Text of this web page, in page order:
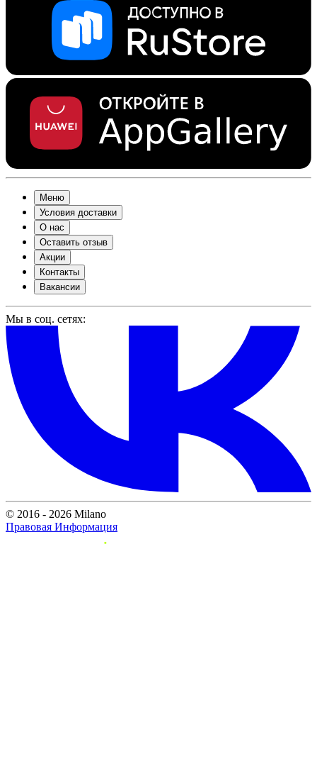
Меню
Условия доставки
О нас
Оставить отзыв
Акции
Контакты
Вакансии
Мы в соц. сетях:
© 2016 - 2026 Milano
Правовая Информация